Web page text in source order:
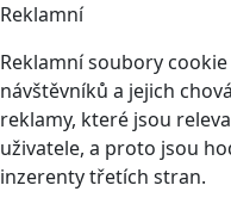
Reklamní
Reklamní soubory
návštěvníků a jejich
reklamy, které jsou
uživatele, a proto jsou
inzerenty třetích stran.